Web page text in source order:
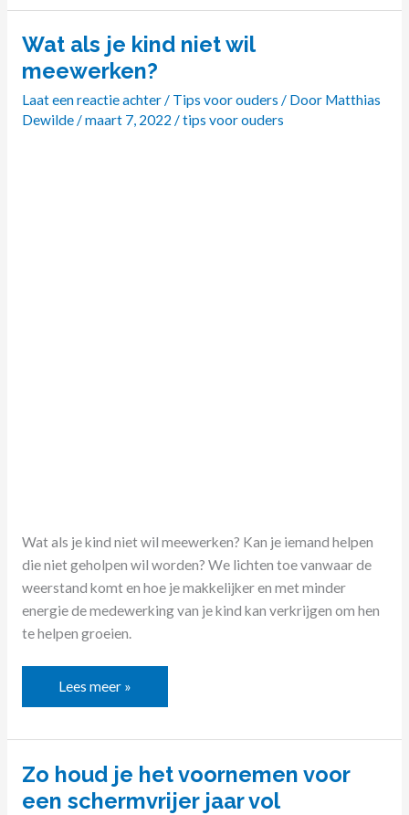
Wat als je kind niet wil
meewerken?
Laat een reactie achter / Tips voor ouders / Door Matthias
Dewilde /maart 7, 2022 /tips voor ouders
Wat als je kind niet wil meewerken? Kan je iemand helpen
die niet geholpen wil worden? We lichten toe vanwaar de
weerstand komt en hoe je makkelijker en met minder
energie de medewerking van je kind kan verkrijgen om hen
te helpen groeien.
Wat
als
kind
Lees meer »
Zo houd je het voornemen voor
een schermvrijer jaar vol
Zo
houd